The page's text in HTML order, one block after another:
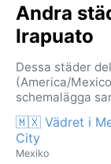
Andra
Irapuato
Dessa städer
(America/
schemalägga
🇲🇽 Vädret i
City
Mexiko